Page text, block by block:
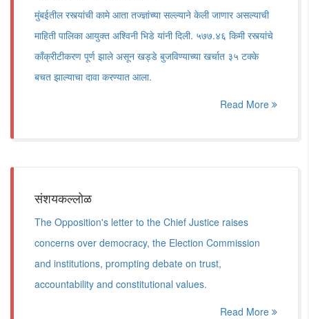
मुंबईतील रस्त्यांची कामे आता तज्ज्ञांच्या सल्ल्याने केली जाणार असल्याची
माहिती पालिका आयुक्त अश्विनी भिडे यांनी दिली. ५७७.४६ किमी रस्त्यांचे
काँक्रीटीकरण पूर्ण झाले असून खड्डे बुजविण्याच्या खर्चात ३५ टक्के
बचत झाल्याचा दावा करण्यात आला.
Read More
संशयकल्लोळ
The Opposition's letter to the Chief Justice raises
concerns over democracy, the Election Commission
and institutions, prompting debate on trust,
accountability and constitutional values.
Read More